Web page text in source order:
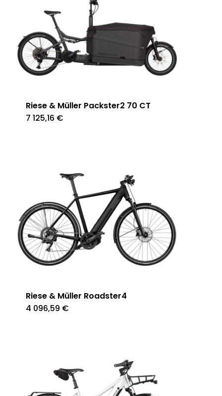
Riese & Müller Packster2 70 CT
7 125,16 €
Riese & Müller Roadster4
4 096,59 €